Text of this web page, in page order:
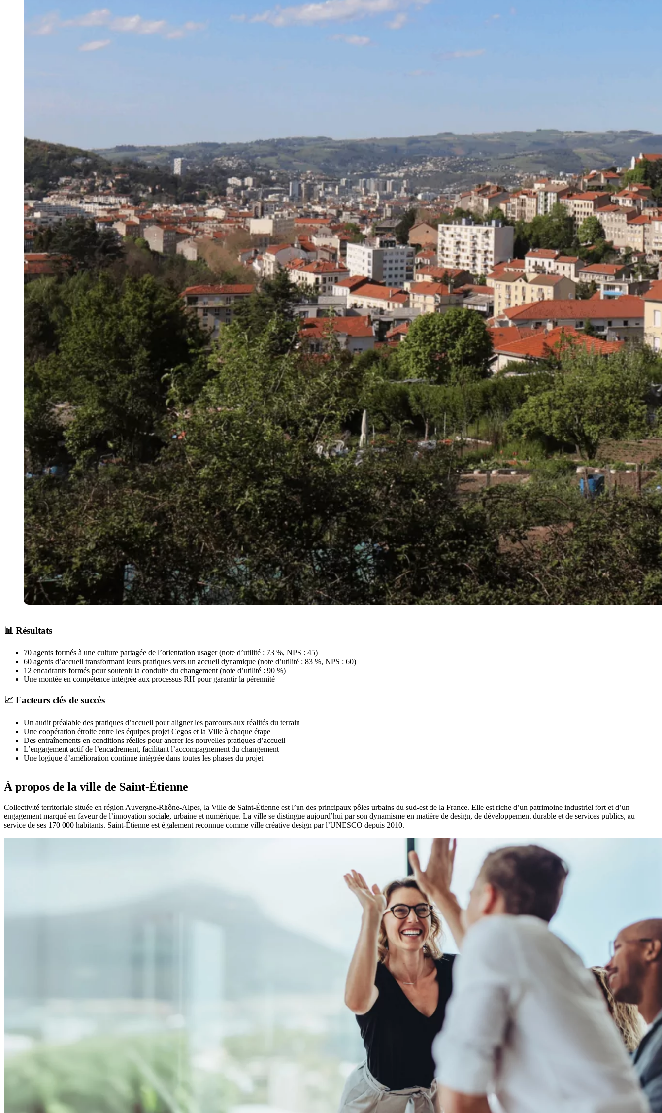
📊 Résultats
70 agents formés à une culture partagée de l’orientation usager (note d’utilité : 73 %, NPS : 45)
60 agents d’accueil transformant leurs pratiques vers un accueil dynamique (note d’utilité : 83 %, NPS : 60)
12 encadrants formés pour soutenir la conduite du changement (note d’utilité : 90 %)
Une montée en compétence intégrée aux processus RH pour garantir la pérennité
📈 Facteurs clés de succès
Un audit préalable des pratiques d’accueil pour aligner les parcours aux réalités du terrain
Une coopération étroite entre les équipes projet Cegos et la Ville à chaque étape
Des entraînements en conditions réelles pour ancrer les nouvelles pratiques d’accueil
L’engagement actif de l’encadrement, facilitant l’accompagnement du changement
Une logique d’amélioration continue intégrée dans toutes les phases du projet
À propos de la ville de Saint-Étienne
Collectivité territoriale située en région Auvergne-Rhône-Alpes, la Ville de Saint-Étienne est l’un des principaux pôles urbains du sud-est de la France. Elle est riche d’un patrimoine industriel fort et d’un
engagement marqué en faveur de l’innovation sociale, urbaine et numérique. La ville se distingue aujourd’hui par son dynamisme en matière de design, de développement durable et de services publics, au
service de ses 170 000 habitants. Saint-Étienne est également reconnue comme ville créative design par l’UNESCO depuis 2010.